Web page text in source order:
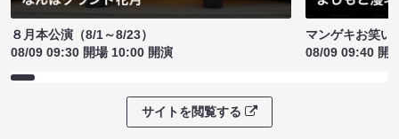
８月本公演（8/1～8/23）
08/09 09:30 開場 10:00 開演
マンゲキお笑い
08/09 09:40 開
サイトを閲覧する